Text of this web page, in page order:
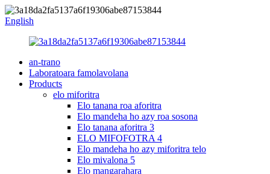
English
an-trano
Laboratoara famolavolana
Products
elo miforitra
Elo tanana roa aforitra
Elo mandeha ho azy roa sosona
Elo tanana aforitra 3
ELO MIFOFOTRA 4
Elo mandeha ho azy miforitra telo
Elo mivalona 5
Elo mangarahara